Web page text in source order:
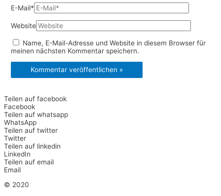
E-Mail*
Website
Name, E-Mail-Adresse und Website in diesem Browser für
meinen nächsten Kommentar speichern.
Teilen auf facebook
Facebook
Teilen auf whatsapp
WhatsApp
Teilen auf twitter
Twitter
Teilen auf linkedin
LinkedIn
Teilen auf email
Email
© 2020